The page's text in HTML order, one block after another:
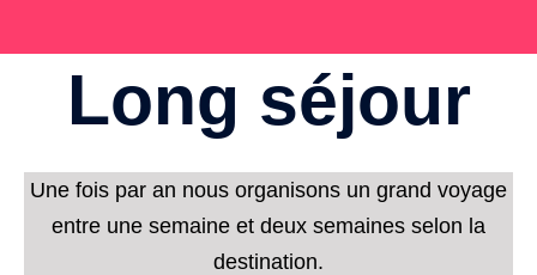
Long séjour
Une fois par an nous organisons un grand voyage
entre une semaine et deux semaines selon la
destination.